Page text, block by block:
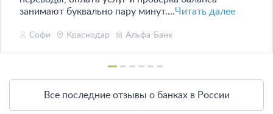
занимают буквально пару минут....Читать далее
Софи Краснодар Альфа-Банк
Все последние отзывы о банках в России